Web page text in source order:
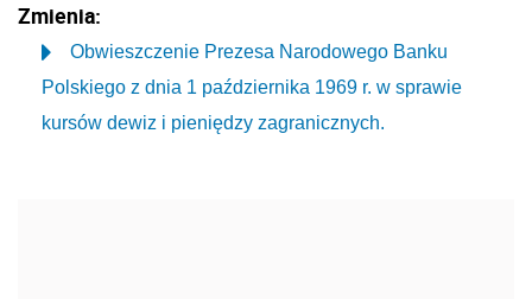
Zmienia:
Obwieszczenie Prezesa Narodowego Banku
Polskiego z dnia 1 października 1969 r. w sprawie
kursów dewiz i pieniędzy zagranicznych.